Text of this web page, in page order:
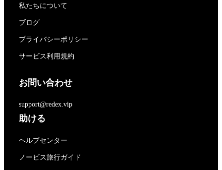
私たちについて
ブログ
プライバシーポリシー
サービス利用規約
お問い合わせ
support@redex.vip
助ける
ヘルプセンター
ノービス旅行ガイド